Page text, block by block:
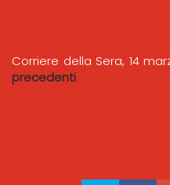
Corriere della Sera, 14
precedenti